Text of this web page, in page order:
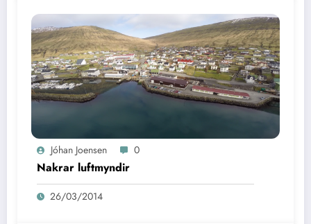
Jóhan Joensen 0
Nakrar luftmyndir
26/03/2014